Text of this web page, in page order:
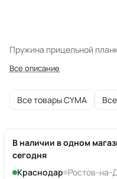
Пружина прицельной
Все описание
Все товары CYMA
В наличии в одном
сегодня
Краснодар Ростов-на-